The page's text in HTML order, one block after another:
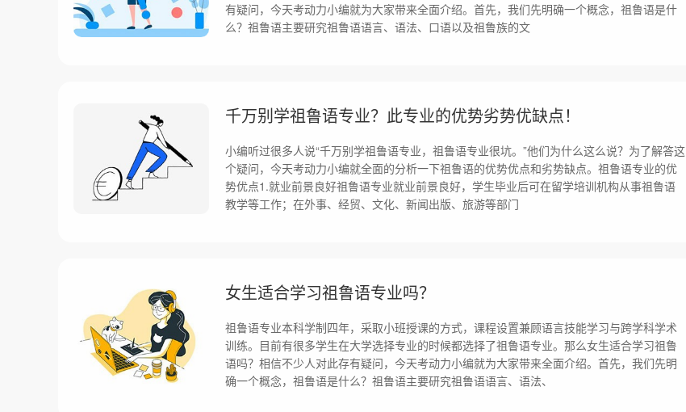
有疑问，今天考动力小编就为大家带来全面介绍。首先，我们先明确一个概念，祖鲁语是什
么？祖鲁语主要研究祖鲁语语言、语法、口语以及祖鲁族的文
千万别学祖鲁语专业？此专业的优势劣势优缺点！
小编听过很多人说“千万别学祖鲁语专业，祖鲁语专业很坑。”他们为什么这么说？为了解答这
个疑问，今天考动力小编就全面的分析一下祖鲁语的优势优点和劣势缺点。祖鲁语专业的优
势优点1.就业前景良好祖鲁语专业就业前景良好，学生毕业后可在留学培训机构从事祖鲁语
教学等工作；在外事、经贸、文化、新闻出版、旅游等部门
女生适合学习祖鲁语专业吗？
祖鲁语专业本科学制四年，采取小班授课的方式，课程设置兼顾语言技能学习与跨学科学术
训练。目前有很多学生在大学选择专业的时候都选择了祖鲁语专业。那么女生适合学习祖鲁
语吗？相信不少人对此存有疑问，今天考动力小编就为大家带来全面介绍。首先，我们先明
确一个概念，祖鲁语是什么？祖鲁语主要研究祖鲁语语言、语法、